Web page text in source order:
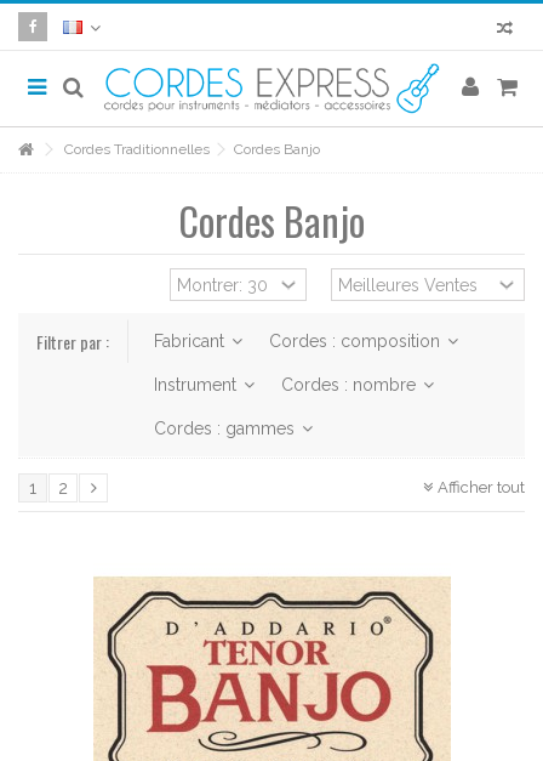
Cordes Traditionnelles Cordes Banjo
Cordes Banjo
Filtrer par : Fabricant Cordes : composition
Instrument Cordes : nombre
Cordes : gammes
Afficher tout
1 2